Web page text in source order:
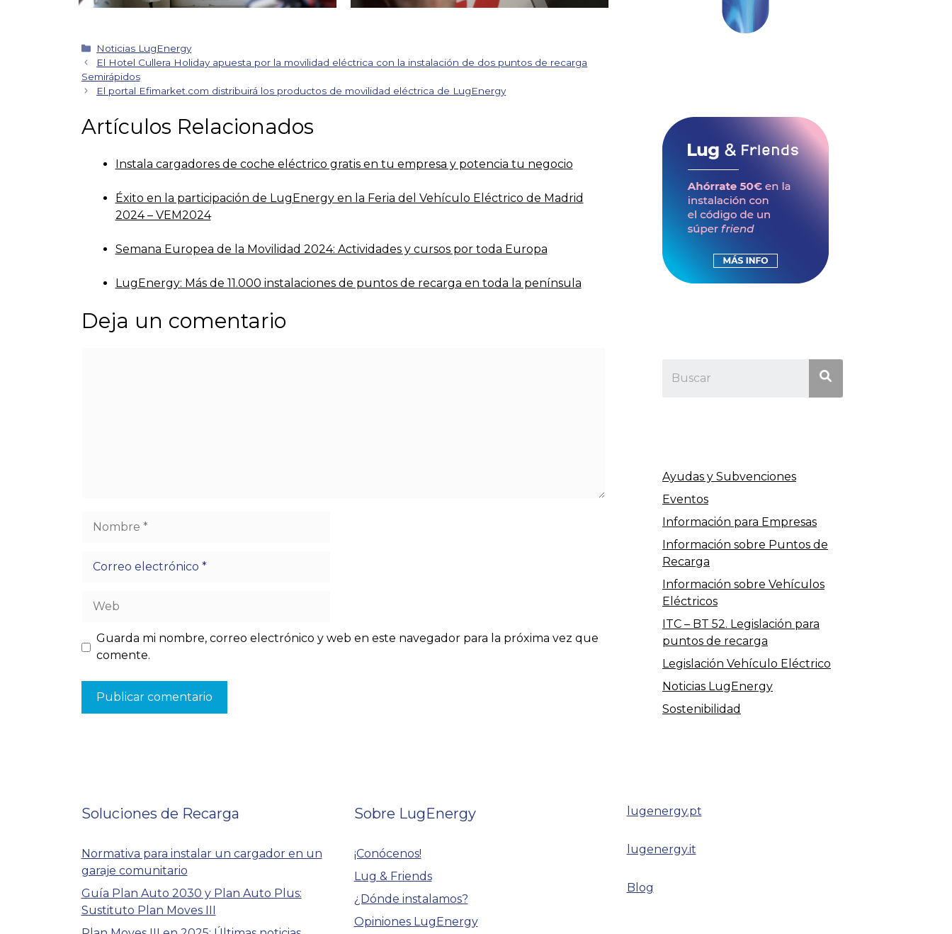
Categorías
Noticias LugEnergy
Navegación
de
entradas
El Hotel Cullera Holiday apuesta por la movilidad eléctrica con la instalación de dos puntos de recarga
Semirápidos
El portal Efimarket.com distribuirá los productos de movilidad eléctrica de LugEnergy
Artículos Relacionados
Instala cargadores de coche eléctrico gratis en tu empresa y potencia tu negocio
Éxito en la participación de LugEnergy en la Feria del Vehículo Eléctrico de Madrid
2024 – VEM2024
Semana Europea de la Movilidad 2024: Actividades y cursos por toda Europa
LugEnergy: Más de 11.000 instalaciones de puntos de recarga en toda la península
Deja un comentario
Nombre
electrónico
Guarda mi nombre, correo electrónico y web en este navegador para la próxima vez que
comente.
Ayudas y Subvenciones
Eventos
Información para Empresas
Información sobre Puntos de
Recarga
Información sobre Vehículos
Eléctricos
ITC – BT 52. Legislación para
puntos de recarga
Legislación Vehículo Eléctrico
Noticias LugEnergy
Sostenibilidad
Soluciones de Recarga
Normativa para instalar un cargador en un
garaje comunitario
Guía Plan Auto 2030 y Plan Auto Plus:
Sustituto Plan Moves III
Sobre LugEnergy
¡Conócenos!
Lug & Friends
¿Dónde instalamos?
Opiniones LugEnergy
lugenergy.pt
lugenergy.it
Blog